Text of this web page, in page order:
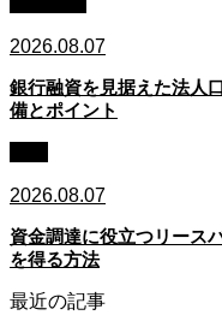
2026.08.07
銀行融資を見据えた法人
備とポイント
2026.08.07
資金調達に役立つリース
を得る方法
最近の記事